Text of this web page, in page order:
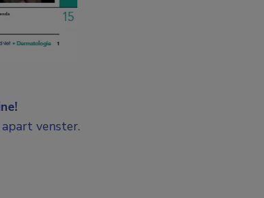
venster.